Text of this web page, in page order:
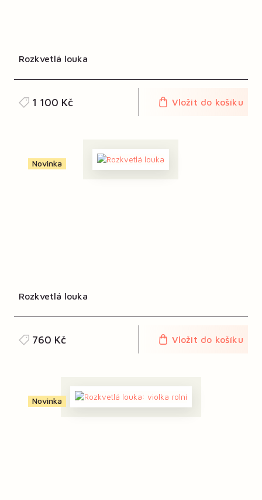
Rozkvetlá louka
1 100 Kč Vložit do košíku
Novinka
Rozkvetlá louka
760 Kč Vložit do košíku
Novinka